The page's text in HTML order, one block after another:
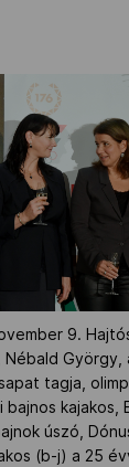
9.
Nébald György,
tagja,
bajnos kajakos,
úszó,
(b-j) a 25